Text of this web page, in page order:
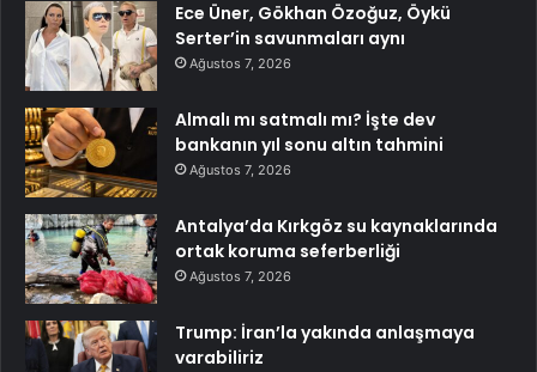
Ece Üner, Gökhan Özoğuz, Öykü
Serter’in savunmaları aynı
Ağustos 7, 2026
Almalı mı satmalı mı? İşte dev
bankanın yıl sonu altın tahmini
Ağustos 7, 2026
Antalya’da Kırkgöz su kaynaklarında
ortak koruma seferberliği
Ağustos 7, 2026
Trump: İran’la yakında anlaşmaya
varabiliriz